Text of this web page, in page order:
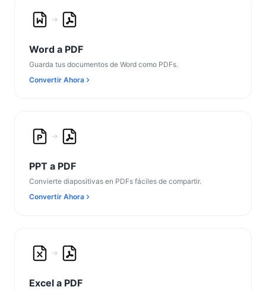
Word a PDF
Guarda tus documentos de Word como PDFs.
Convertir Ahora
PPT a PDF
Convierte diapositivas en PDFs fáciles de compartir.
Convertir Ahora
Excel a PDF